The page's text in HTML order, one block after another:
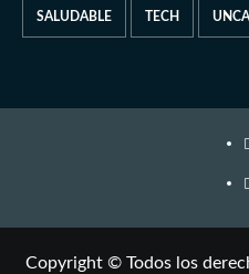
SALUDABLE TECH
Copyright © Todos los